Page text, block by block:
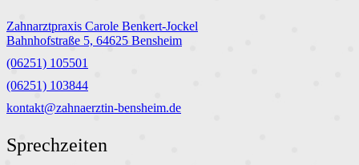
Zahnarztpraxis Carole Benkert-Jockel
Bahnhofstraße 5, 64625 Bensheim
(06251) 105501
(06251) 103844
kontakt@zahnaerztin-bensheim.de
Sprechzeiten